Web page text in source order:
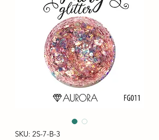
SKU: 2S-7-B-3